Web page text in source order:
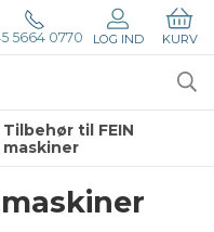
5664 0770 LOG IND KURV
Tilbehør til FEIN
maskiner